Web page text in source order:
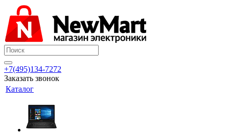
+7(495)134-7272
Заказать звонок
Каталог